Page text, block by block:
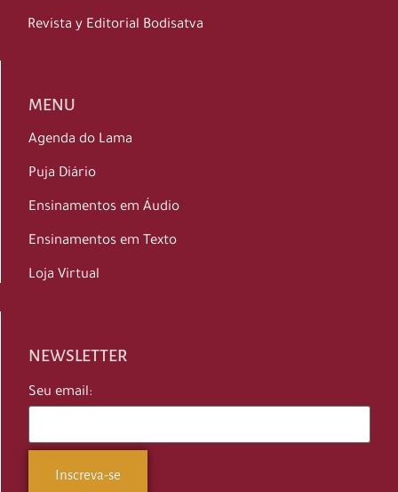
Revista y Editorial Bodisatva
MENU
Agenda do Lama
Puja Diário
Ensinamentos em Áudio
Ensinamentos em Texto
Loja Virtual
NEWSLETTER
Seu email: